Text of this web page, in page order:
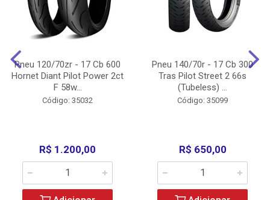
Pneu 120/70zr - 17 Cb 600
Hornet Diant Pilot Power 2ct
F 58w...
Código: 35032
R$ 1.200,00
Pneu 140/70r - 17 Cb 300
Tras Pilot Street 2 66s
(Tubeless) ...
Código: 35099
R$ 650,00